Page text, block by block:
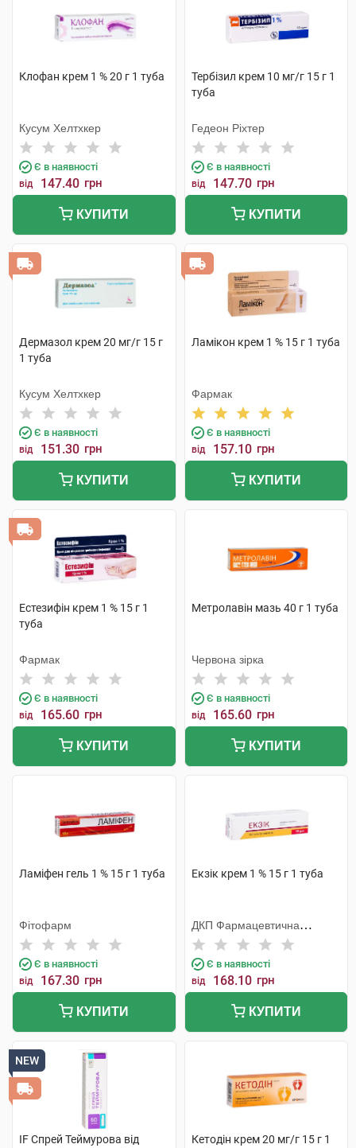
Клофан крем 1 % 20 г 1 туба
Кусум Хелтхкер
Є в наявності
від 147.40 грн
КУПИТИ
Тербізил крем 10 мг/г 15 г 1
туба
Гедеон Ріхтер
Є в наявності
від 147.70 грн
КУПИТИ
Дермазол крем 20 мг/г 15 г
1 туба
Кусум Хелтхкер
Є в наявності
від 151.30 грн
КУПИТИ
Ламікон крем 1 % 15 г 1 туба
Фармак
Є в наявності
від 157.10 грн
КУПИТИ
Естезифін крем 1 % 15 г 1
туба
Фармак
Є в наявності
від 165.60 грн
КУПИТИ
Метролавiн мазь 40 г 1 туба
Червона зірка
Є в наявності
від 165.60 грн
КУПИТИ
Ламіфен гель 1 % 15 г 1 туба
Фітофарм
Є в наявності
від 167.30 грн
КУПИТИ
Екзік крем 1 % 15 г 1 туба
ДКП Фармацевтична
фабрика
Є в наявності
від 168.10 грн
КУПИТИ
NEW
IF Спрей Теймурова від
Кетодін крем 20 мг/г 15 г 1